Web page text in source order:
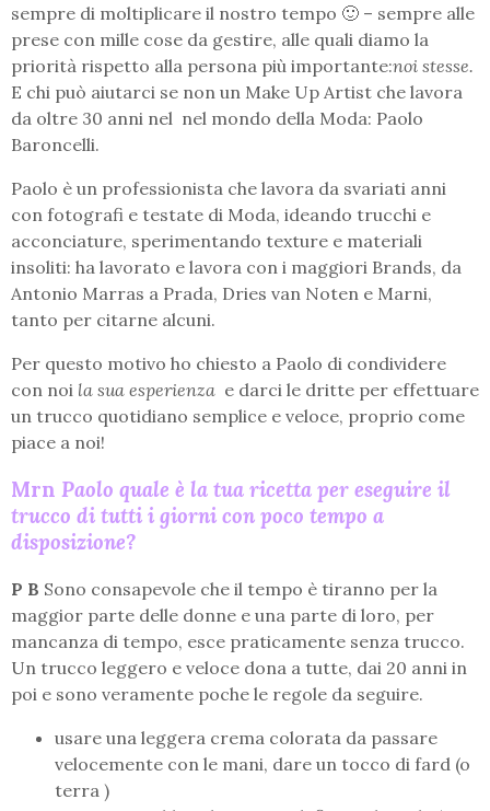
sempre di moltiplicare il nostro tempo 🙂 – sempre alle
prese con mille cose da gestire, alle quali diamo la
priorità rispetto alla persona più importante:noi stesse.
E chi può aiutarci se non un Make Up Artist che lavora
da oltre 30 anni nel nel mondo della Moda: Paolo
Baroncelli.
Paolo è un professionista che lavora da svariati anni
con fotografi e testate di Moda, ideando trucchi e
acconciature, sperimentando texture e materiali
insoliti: ha lavorato e lavora con i maggiori Brands, da
Antonio Marras a Prada, Dries van Noten e Marni,
tanto per citarne alcuni.
Per questo motivo ho chiesto a Paolo di condividere
con noi la sua esperienza e darci le dritte per effettuare
un trucco quotidiano semplice e veloce, proprio come
piace a noi!
Mrn Paolo quale è la tua ricetta per eseguire il
trucco di tutti i giorni con poco tempo a
disposizione?
P B Sono consapevole che il tempo è tiranno per la
maggior parte delle donne e una parte di loro, per
mancanza di tempo, esce praticamente senza trucco.
Un trucco leggero e veloce dona a tutte, dai 20 anni in
poi e sono veramente poche le regole da seguire.
usare una leggera crema colorata da passare
velocemente con le mani, dare un tocco di fard (o
terra )